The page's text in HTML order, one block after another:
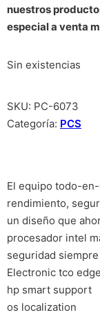
nuestros
especial a venta
Sin existencias
SKU: PC-6073
Categoría: PCS
El equipo todo-
rendimiento,
un diseño que
procesador intel
seguridad
Electronic tco
hp smart support
os localization